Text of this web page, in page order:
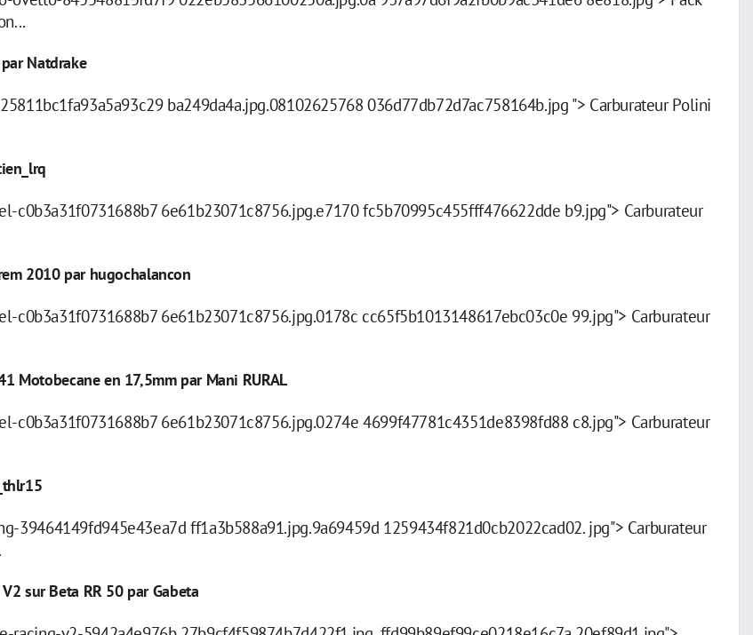
Natdrake
ba249da4a.jpg.08102625768 036d77db72d7ac758164b.jpg "> Carburateur Polini
6e61b23071c8756.jpg.e7170 fc5b70995c455fff476622dde b9.jpg"> Carburateur
2010 par hugochalancon
6e61b23071c8756.jpg.0178c cc65f5b1013148617ebc03c0e 99.jpg"> Carburateur
Motobecane en 17,5mm par Mani RURAL
6e61b23071c8756.jpg.0274e 4699f47781c4351de8398fd88 c8.jpg"> Carburateur
ff1a3b588a91.jpg.9a69459d 1259434f821d0cb2022cad02. jpg"> Carburateur
sur Beta RR 50 par Gabeta